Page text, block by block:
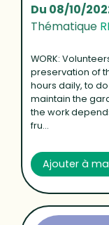
Du 08/10/
Thématique
WORK:
preservation of
hours daily, to
maintain the
the work
fru...
Ajouter à